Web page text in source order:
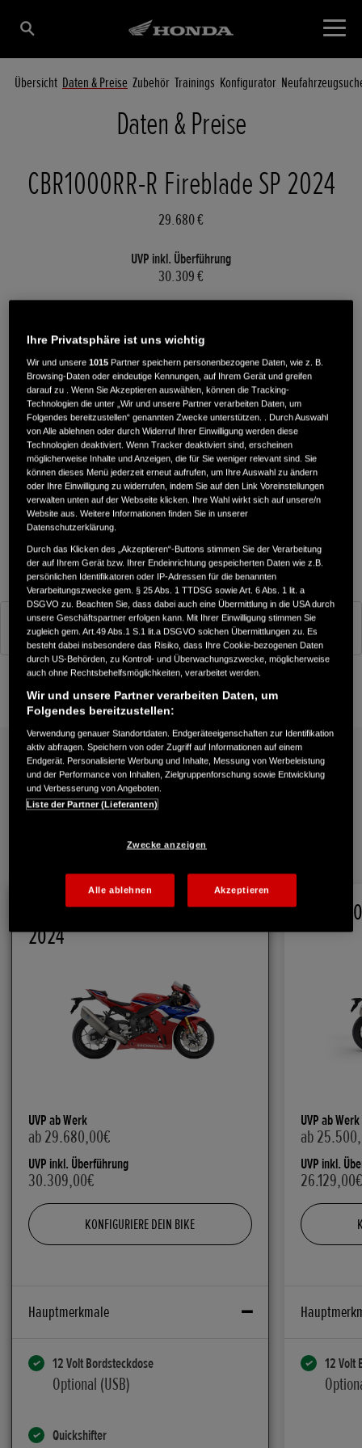
Übersicht Daten & Preise Zubehör Trainings Konfigurator
Daten & Preise
CBR1000RR-R Fireblade SP 2024
29.680 €
UVP inkl. Überführung
30.309 €
CBR1000RR-R Fireblade SP 2024
Grand Prix Red
Konfigurator
Technische Daten
1/2
CBR1000RR-R Fireblade SP
2024
UVP ab Werk
ab 29.680,00€
UVP inkl. Überführung
30.309,00€
KONFIGURIERE DEIN BIKE
Hauptmerkmale
12 Volt Bordsteckdose
Optional (USB)
Quickshifter
UVP ab Werk
ab
UVP inkl.
26.129,00€
12 Volt
Ihre Privatsphäre ist uns wichtig
Wir und unsere1015 Partner speichern personenbezogene Daten, wie z. B.
Browsing-Daten oder eindeutige Kennungen, auf Ihrem Gerät und greifen
darauf zu . Wenn Sie Akzeptieren auswählen, können die Tracking-
Technologien die unter „Wir und unsere Partner verarbeiten Daten, um
Folgendes bereitzustellen“ genannten Zwecke unterstützen. . Durch Auswahl
von Alle ablehnen oder durch Widerruf Ihrer Einwilligung werden diese
Technologien deaktiviert. Wenn Tracker deaktiviert sind, erscheinen
möglicherweise Inhalte und Anzeigen, die für Sie weniger relevant sind. Sie
können dieses Menü jederzeit erneut aufrufen, um Ihre Auswahl zu ändern
oder Ihre Einwilligung zu widerrufen, indem Sie auf den Link Voreinstellungen
verwalten unten auf der Webseite klicken. Ihre Wahl wirkt sich auf unsere/n
Website aus. Weitere Informationen finden Sie in unserer
Datenschutzerklärung.
Durch das Klicken des „Akzeptieren“-Buttons stimmen Sie der Verarbeitung
der auf Ihrem Gerät bzw. Ihrer Endeinrichtung gespeicherten Daten wie z.B.
persönlichen Identifikatoren oder IP-Adressen für die benannten
Verarbeitungszwecke gem. § 25 Abs. 1 TTDSG sowie Art. 6 Abs. 1 lit. a
DSGVO zu. Beachten Sie, dass dabei auch eine Übermittlung in die USA durch
unsere Geschäftspartner erfolgen kann. Mit Ihrer Einwilligung stimmen Sie
zugleich gem. Art.49 Abs.1 S.1 lit.a DSGVO solchen Übermittlungen zu. Es
besteht dabei insbesondere das Risiko, dass Ihre Cookie-bezogenen Daten
durch US-Behörden, zu Kontroll- und Überwachungszwecke, möglicherweise
auch ohne Rechtsbehelfsmöglichkeiten, verarbeitet werden.
Wir und unsere Partner verarbeiten Daten, um
Folgendes bereitzustellen:
Verwendung genauer Standortdaten. Endgeräteeigenschaften zur Identifikation
aktiv abfragen. Speichern von oder Zugriff auf Informationen auf einem
Endgerät. Personalisierte Werbung und Inhalte, Messung von Werbeleistung
und der Performance von Inhalten, Zielgruppenforschung sowie Entwicklung
und Verbesserung von Angeboten.
Liste der Partner (Lieferanten)
Zwecke anzeigen
Alle ablehnen Akzeptieren